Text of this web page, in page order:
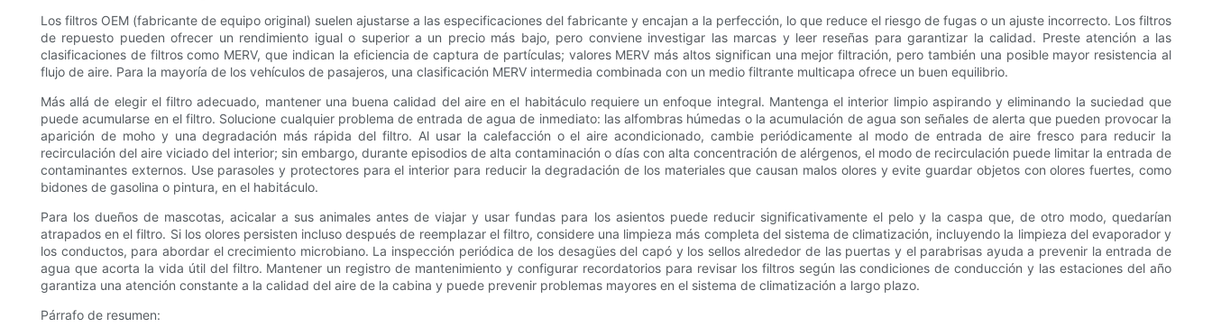
Los filtros OEM (fabricante de equipo original) suelen ajustarse a las especificaciones del fabricante y encajan a la perfección, lo que reduce el riesgo de fugas o un ajuste incorrecto. Los filtros
de repuesto pueden ofrecer un rendimiento igual o superior a un precio más bajo, pero conviene investigar las marcas y leer reseñas para garantizar la calidad. Preste atención a las
clasificaciones de filtros como MERV, que indican la eficiencia de captura de partículas; valores MERV más altos significan una mejor filtración, pero también una posible mayor resistencia al
flujo de aire. Para la mayoría de los vehículos de pasajeros, una clasificación MERV intermedia combinada con un medio filtrante multicapa ofrece un buen equilibrio.
Más allá de elegir el filtro adecuado, mantener una buena calidad del aire en el habitáculo requiere un enfoque integral. Mantenga el interior limpio aspirando y eliminando la suciedad que
puede acumularse en el filtro. Solucione cualquier problema de entrada de agua de inmediato: las alfombras húmedas o la acumulación de agua son señales de alerta que pueden provocar la
aparición de moho y una degradación más rápida del filtro. Al usar la calefacción o el aire acondicionado, cambie periódicamente al modo de entrada de aire fresco para reducir la
recirculación del aire viciado del interior; sin embargo, durante episodios de alta contaminación o días con alta concentración de alérgenos, el modo de recirculación puede limitar la entrada de
contaminantes externos. Use parasoles y protectores para el interior para reducir la degradación de los materiales que causan malos olores y evite guardar objetos con olores fuertes, como
bidones de gasolina o pintura, en el habitáculo.
Para los dueños de mascotas, acicalar a sus animales antes de viajar y usar fundas para los asientos puede reducir significativamente el pelo y la caspa que, de otro modo, quedarían
atrapados en el filtro. Si los olores persisten incluso después de reemplazar el filtro, considere una limpieza más completa del sistema de climatización, incluyendo la limpieza del evaporador y
los conductos, para abordar el crecimiento microbiano. La inspección periódica de los desagües del capó y los sellos alrededor de las puertas y el parabrisas ayuda a prevenir la entrada de
agua que acorta la vida útil del filtro. Mantener un registro de mantenimiento y configurar recordatorios para revisar los filtros según las condiciones de conducción y las estaciones del año
garantiza una atención constante a la calidad del aire de la cabina y puede prevenir problemas mayores en el sistema de climatización a largo plazo.
Párrafo de resumen: